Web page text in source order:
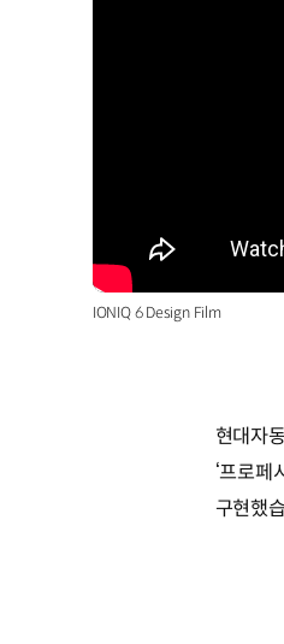
IONIQ 6 Design Film
현대자
‘프로
구현했